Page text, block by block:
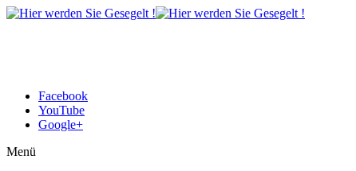
Facebook
YouTube
Google+
Menü